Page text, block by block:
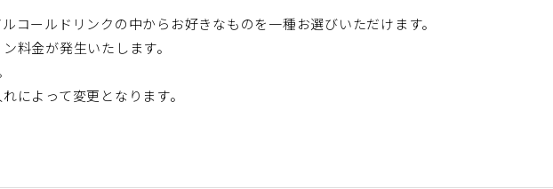
コールドリンクの中からお好きなものを一種お選びいただけます。
料金が発生いたします。
によって変更となります。